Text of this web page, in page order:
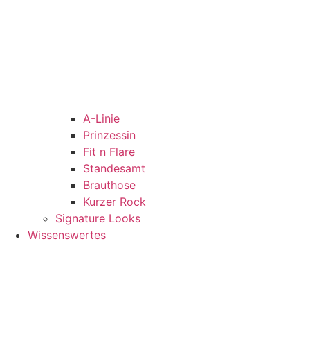
A-Linie
Prinzessin
Fit n Flare
Standesamt
Brauthose
Kurzer Rock
Signature Looks
Wissenswertes